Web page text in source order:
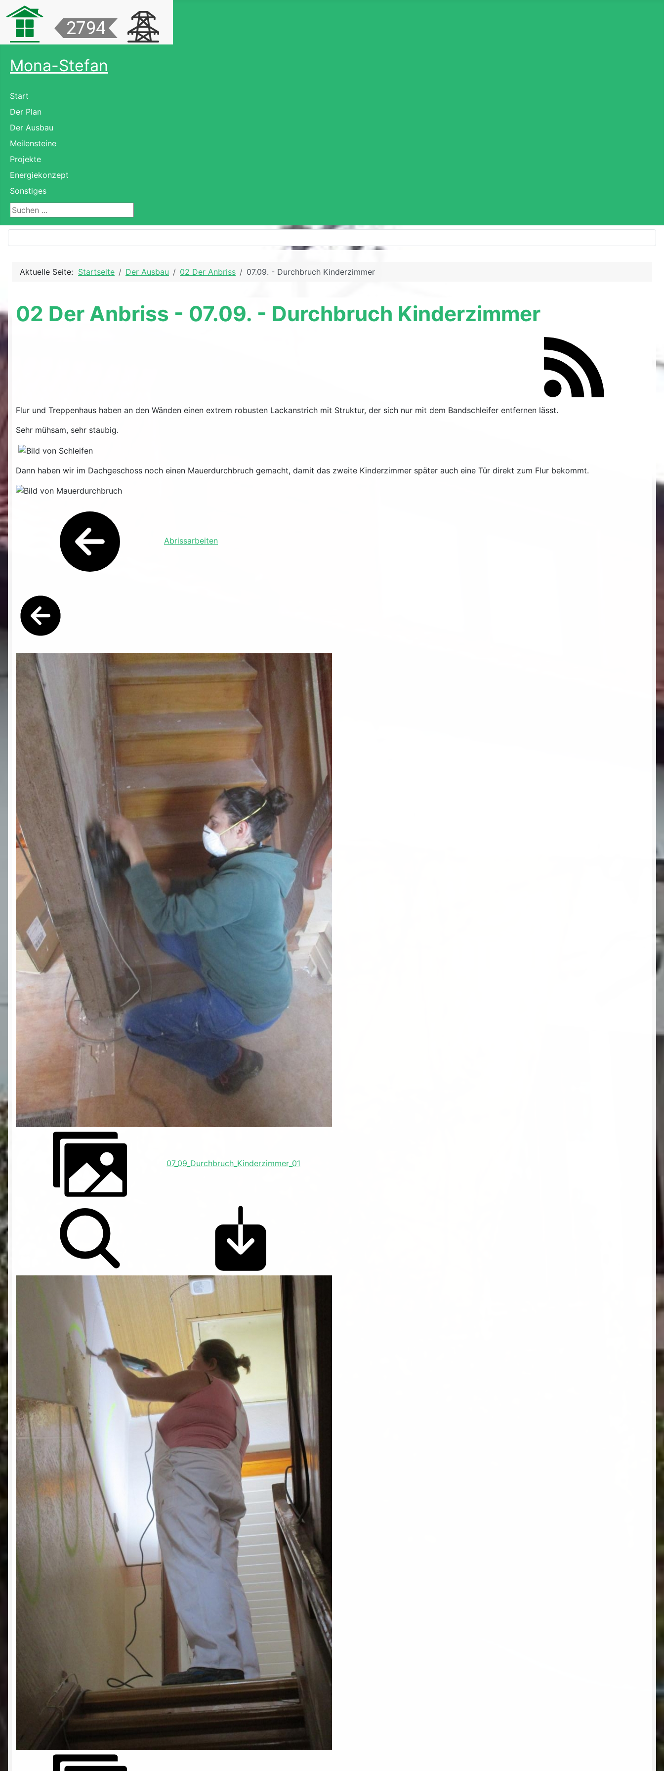
Mona-Stefan
Start
Der Plan
Der Ausbau
Meilensteine
Projekte
Energiekonzept
Sonstiges
Suchen ...
Aktuelle Seite: Startseite Der Ausbau 02 Der Anbriss 07.09. - Durchbruch Kinderzimmer
02 Der Anbriss - 07.09. - Durchbruch Kinderzimmer
Flur und Treppenhaus haben an den Wänden einen extrem robusten Lackanstrich mit Struktur, der sich nur mit dem Bandschleifer entfernen lässt.
Sehr mühsam, sehr staubig.
Dann haben wir im Dachgeschoss noch einen Mauerdurchbruch gemacht, damit das zweite Kinderzimmer später auch eine Tür direkt zum Flur bekommt.
Abrissarbeiten
07_09_Durchbruch_Kinderzimmer_01